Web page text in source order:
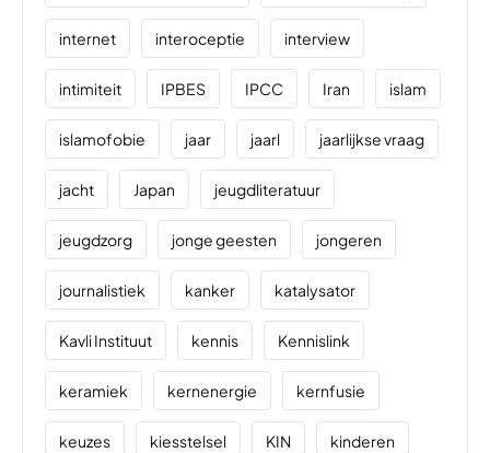
internet interoceptie interview
intimiteit IPBES IPCC Iran islam
islamofobie jaar jaarl jaarlijkse vraag
jacht Japan jeugdliteratuur
jeugdzorg jonge geesten jongeren
journalistiek kanker katalysator
Kavli Instituut kennis Kennislink
keramiek kernenergie kernfusie
keuzes kiesstelsel KIN kinderen